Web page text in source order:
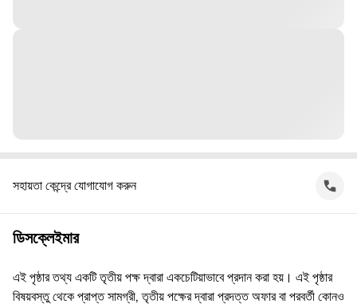
সহায়তা কেন্দ্রে যোগাযোগ করুন
ডিসক্লেইমার
এই পৃষ্ঠার তথ্য একটি তৃতীয় পক্ষ দ্বারা একচেটিয়াভাবে প্রদান করা হয়। এই পৃষ্ঠার
বিষয়বস্তু থেকে প্রাপ্ত সামগ্রী, তৃতীয় পক্ষের দ্বারা প্রদত্ত অফার বা পরবর্তী কোনও